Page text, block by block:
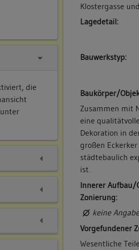
die
Klostergasse
Lagedetail:
Bauwerkstyp:
Baukörper/
Zusammen mit
eine
Dekoration in
großen
städtebaulich
ist.
Innerer
Zonierung:
keine
Vorgefundener
Wesentliche